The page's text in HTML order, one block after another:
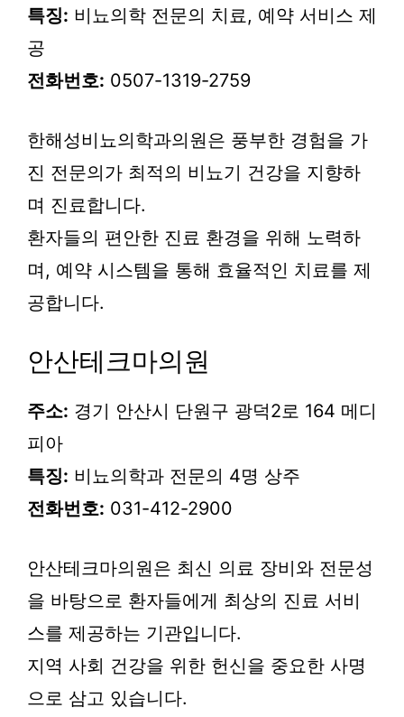
특징: 비뇨의학 전문의 치료, 예약 서비스 제
공
전화번호: 0507-1319-2759
한해성비뇨의학과의원은 풍부한 경험을 가
진 전문의가 최적의 비뇨기 건강을 지향하
며 진료합니다.
환자들의 편안한 진료 환경을 위해 노력하
며, 예약 시스템을 통해 효율적인 치료를 제
공합니다.
안산테크마의원
주소: 경기 안산시 단원구 광덕2로 164 메디
피아
특징: 비뇨의학과 전문의 4명 상주
전화번호: 031-412-2900
안산테크마의원은 최신 의료 장비와 전문성
을 바탕으로 환자들에게 최상의 진료 서비
스를 제공하는 기관입니다.
지역 사회 건강을 위한 헌신을 중요한 사명
으로 삼고 있습니다.